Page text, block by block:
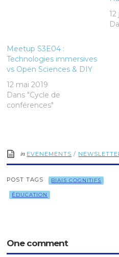
12
Meetup S3E04 :
Technologies immersives
vs Open Sciences & DIY
12 mai 2019
Dans "Cycle de
conférences"
in EVENEMENTS /
POST TAGS BIAIS COGNITIFS
ÉDUCATION
One comment